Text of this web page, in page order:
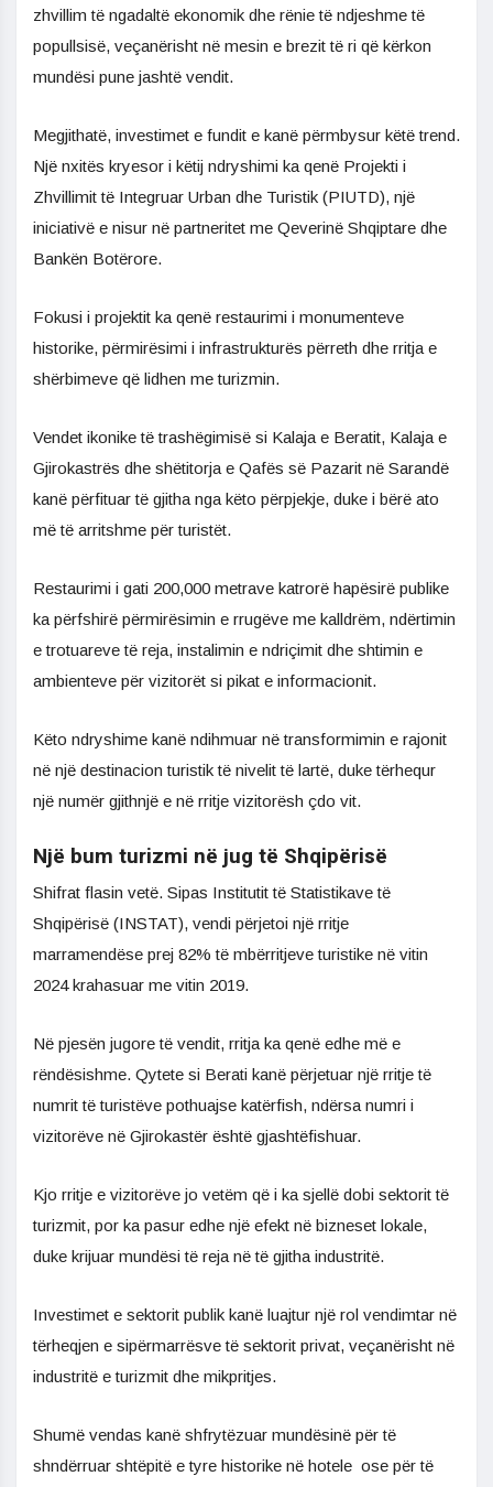
zhvillim të ngadaltë ekonomik dhe rënie të ndjeshme të
popullsisë, veçanërisht në mesin e brezit të ri që kërkon
mundësi pune jashtë vendit.
Megjithatë, investimet e fundit e kanë përmbysur këtë trend.
Një nxitës kryesor i këtij ndryshimi ka qenë Projekti i
Zhvillimit të Integruar Urban dhe Turistik (PIUTD), një
iniciativë e nisur në partneritet me Qeverinë Shqiptare dhe
Bankën Botërore.
Fokusi i projektit ka qenë restaurimi i monumenteve
historike, përmirësimi i infrastrukturës përreth dhe rritja e
shërbimeve që lidhen me turizmin.
Vendet ikonike të trashëgimisë si Kalaja e Beratit, Kalaja e
Gjirokastrës dhe shëtitorja e Qafës së Pazarit në Sarandë
kanë përfituar të gjitha nga këto përpjekje, duke i bërë ato
më të arritshme për turistët.
Restaurimi i gati 200,000 metrave katrorë hapësirë publike
ka përfshirë përmirësimin e rrugëve me kalldrëm, ndërtimin
e trotuareve të reja, instalimin e ndriçimit dhe shtimin e
ambienteve për vizitorët si pikat e informacionit.
Këto ndryshime kanë ndihmuar në transformimin e rajonit
në një destinacion turistik të nivelit të lartë, duke tërhequr
një numër gjithnjë e në rritje vizitorësh çdo vit.
Një bum turizmi në jug të Shqipërisë
Shifrat flasin vetë. Sipas Institutit të Statistikave të
Shqipërisë (INSTAT), vendi përjetoi një rritje
marramendëse prej 82% të mbërritjeve turistike në vitin
2024 krahasuar me vitin 2019.
Në pjesën jugore të vendit, rritja ka qenë edhe më e
rëndësishme. Qytete si Berati kanë përjetuar një rritje të
numrit të turistëve pothuajse katërfish, ndërsa numri i
vizitorëve në Gjirokastër është gjashtëfishuar.
Kjo rritje e vizitorëve jo vetëm që i ka sjellë dobi sektorit të
turizmit, por ka pasur edhe një efekt në bizneset lokale,
duke krijuar mundësi të reja në të gjitha industritë.
Investimet e sektorit publik kanë luajtur një rol vendimtar në
tërheqjen e sipërmarrësve të sektorit privat, veçanërisht në
industritë e turizmit dhe mikpritjes.
Shumë vendas kanë shfrytëzuar mundësinë për të
shndërruar shtëpitë e tyre historike në hotele ose për të